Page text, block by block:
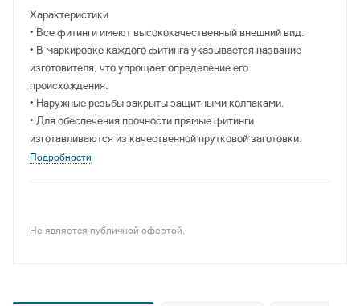
Характеристики
• Все фитинги имеют высококачественный внешний вид.
• В маркировке каждого фитинга указывается название
изготовителя, что упрощает определение его
происхождения.
• Наружные резьбы закрыты защитными колпаками.
• Для обеспечения прочности прямые фитинги
изготавливаются из качественной прутковой заготовки.
Подробности
Не является публичной офертой.